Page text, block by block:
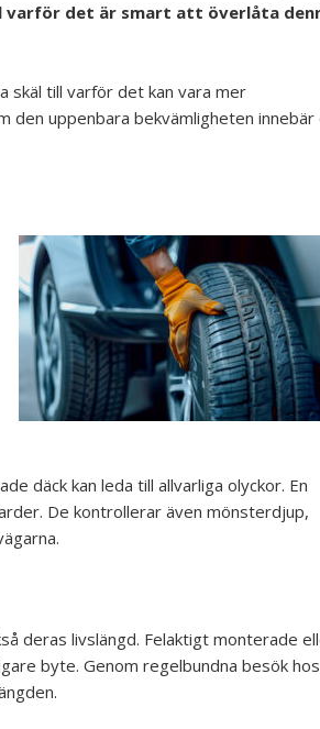
varför det är smart att överlåta
skäl till varför det kan vara mer
den uppenbara bekvämligheten
däck kan leda till allvarliga olyckor. En
De kontrollerar även mönsterdjup,
deras livslängd. Felaktigt monterade
byte. Genom regelbundna besök